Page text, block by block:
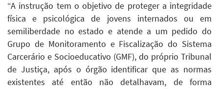
“A instrução tem o objetivo de proteger a integridade
física e psicológica de jovens internados ou em
semiliberdade no estado e atende a um pedido do
Grupo de Monitoramento e Fiscalização do Sistema
Carcerário e Socioeducativo (GMF), do próprio Tribunal
de Justiça, após o órgão identificar que as normas
existentes até então não detalhavam, de forma